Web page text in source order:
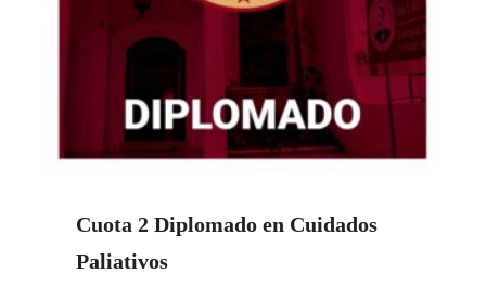
Cuota 2 Diplomado en Cuidados
Paliativos